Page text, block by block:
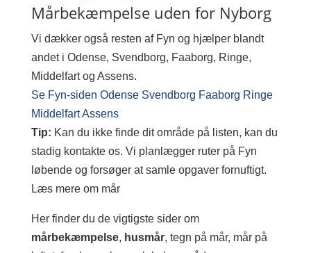
Mårbekæmpelse uden for Nyborg
Vi dækker også resten af Fyn og hjælper blandt
andet i Odense, Svendborg, Faaborg, Ringe,
Middelfart og Assens.
Se Fyn-siden Odense Svendborg Faaborg Ringe
MiddelfartAssens
Tip: Kan du ikke finde dit område på listen, kan du
stadig kontakte os. Vi planlægger ruter på Fyn
løbende og forsøger at samle opgaver fornuftigt.
Læs mere om mår
Her finder du de vigtigste sider om
mårbekæmpelse, husmår, tegn på mår, mår på